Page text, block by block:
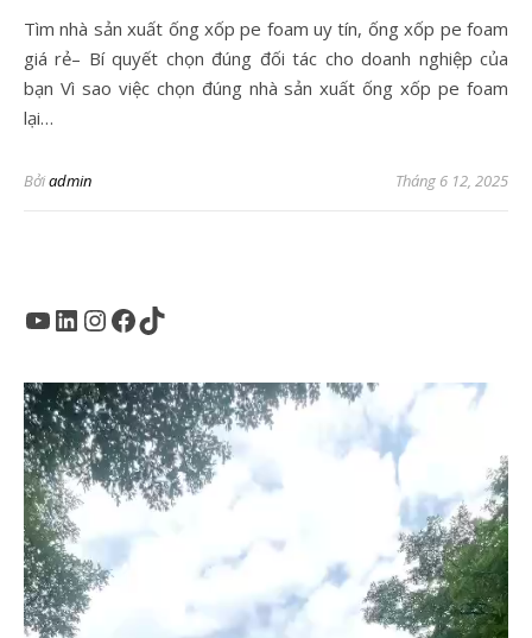
Tìm nhà sản xuất ống xốp pe foam uy tín, ống xốp pe foam
giá rẻ– Bí quyết chọn đúng đối tác cho doanh nghiệp của
bạn Vì sao việc chọn đúng nhà sản xuất ống xốp pe foam
lại…
Bởiadmin Tháng 6 12, 2025
Youtube
LinkedIn
Instagram
Facebook
TikTok
Trình
chơi
Video